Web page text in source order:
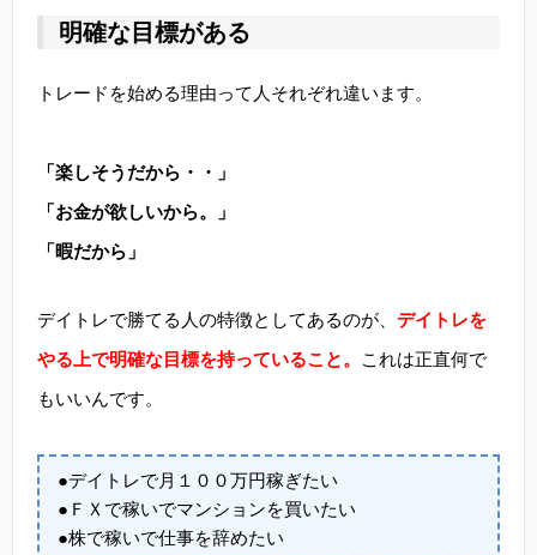
明確な目標がある
トレードを始める理由って人それぞれ違います。
「楽しそうだから・・」
「お金が欲しいから。」
「暇だから」
デイトレで勝てる人の特徴としてあるのが、 デイトレを
やる上で明確な目標を持っていること。
これは正直何で
もいいんです。
●デイトレで月１００万円稼ぎたい
●ＦＸで稼いでマンションを買いたい
●株で稼いで仕事を辞めたい